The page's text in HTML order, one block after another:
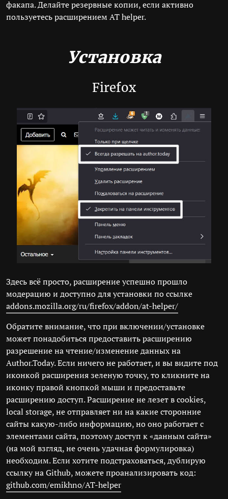
факапа. Делайте резервные копии, если активно
пользуетесь расширением AT helper.
Установка
Firefox
Здесь всё просто, расширение успешно прошло
модерацию и доступно для установки по ссылке
addons.mozilla.org/ru/firefox/addon/at-helper/
Обратите внимание, что при включении/установке
может понадобиться предоставить расширению
разрешение на чтение/изменение данных на
Author.Today. Если ничего не работает, и вы видите под
иконкой расширения зеленую точку, то кликните на
иконку правой кнопкой мыши и предоставьте
расширению доступ. Расширение не лезет в cookies,
local storage, не отправляет ни на какие сторонние
сайты какую-либо информацию, но оно работает с
элементами сайта, поэтому доступ к «данным сайта»
(на мой взгляд, не очень удачная формулировка)
необходим. Если хотите подстраховаться, дублирую
ссылку на Github, можете проанализировать код:
github.com/emikhno/AT-helper